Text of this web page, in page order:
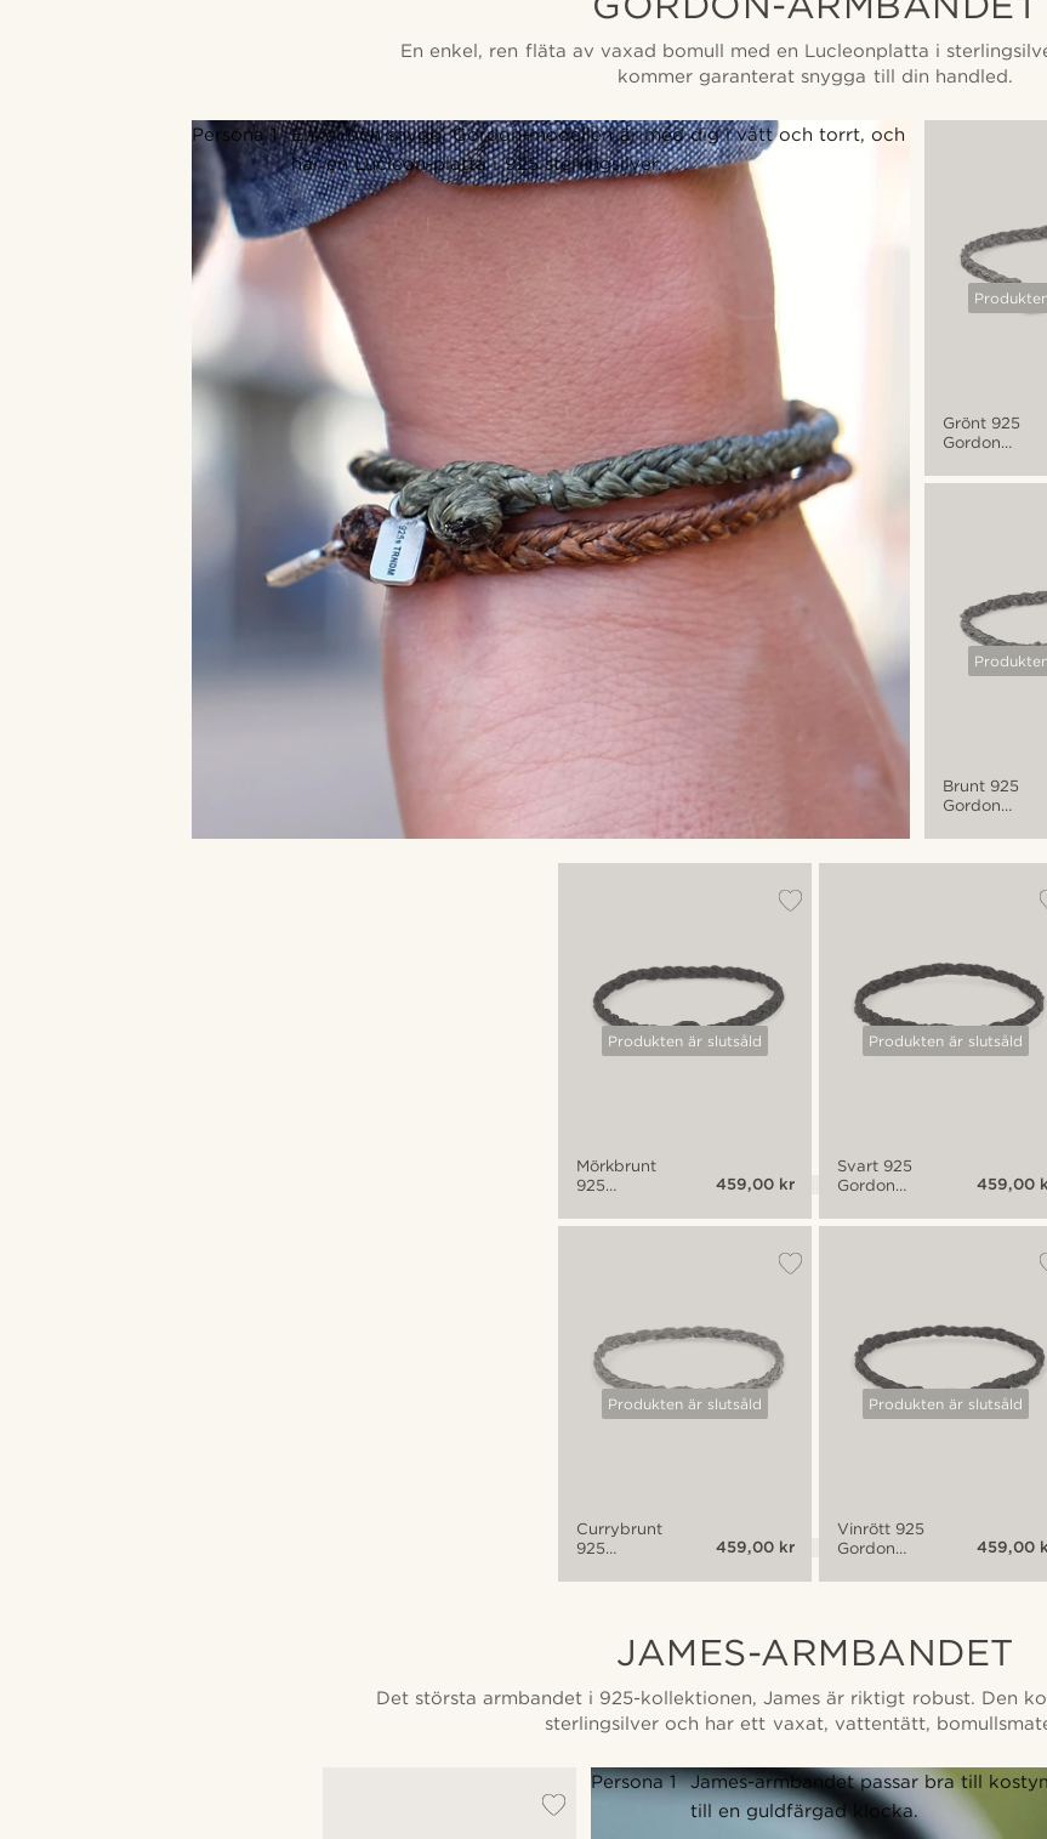
En enkel, ren fläta av vaxad bomull med en Lucleonplatta i
kommer garanterat snygga till din handled.
Persona 1
Enkel och snygg. Gordon-modellen är med dig i vått och torrt, och
har en Lucleon-platta i 925 sterlingsilver.
Grönt 925
Gordon
Brunt 925
Gordon
Produkten är slutsåld
Mörkbrunt
925
Armband
459,00 kr
Produkten är slutsåld
Currybrunt
925
Armband
459,00 kr
Produkten är slutsåld
Svart 925
Gordon
459,00
Produkten är slutsåld
Vinrött 925
Gordon
459,00
JAMES-ARMBANDET
Det största armbandet i 925-kollektionen, James är riktigt robust. Den
sterlingsilver och har ett vaxat, vattentätt,
Persona 1
James-armbandet passar bra till
till en guldfärgad klocka.